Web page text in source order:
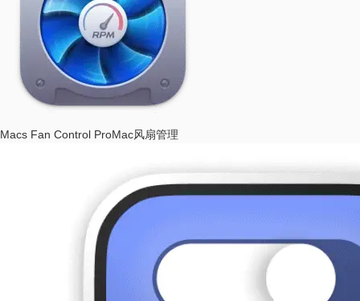
Macs Fan Control ProMac风扇管理